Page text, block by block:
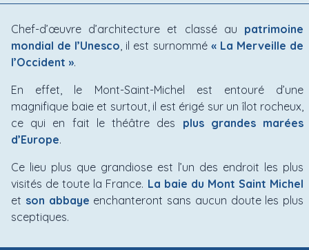
Chef-d’œuvre d’architecture et classé au patrimoine
mondial de l’Unesco , il est surnommé « La Merveille de
l’Occident ».
En effet, le Mont-Saint-Michel est entouré d’une
magnifique baie et surtout, il est érigé sur un îlot rocheux,
ce qui en fait le théâtre des plus grandes marées
d’Europe.
Ce lieu plus que grandiose est l’un des endroit les plus
visités de toute la France. La baie du Mont Saint Michel
et son abbaye enchanteront sans aucun doute les plus
sceptiques.